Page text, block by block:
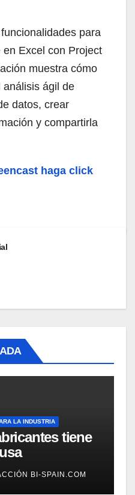
para
Excel con Project
muestra cómo
análisis ágil de
datos, crear
y compartirla
haga click
LA INDUSTRIA
tiene
BI-SPAIN.COM